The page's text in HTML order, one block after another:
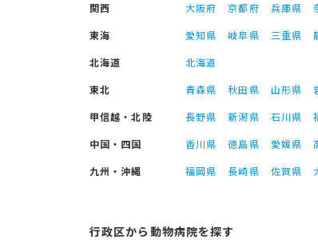
関西
大阪府 京都府 兵庫県
東海
愛知県 岐阜県 三重県
北海道
北海道
東北
青森県 秋田県 山形県
甲信越・北陸
長野県 新潟県 石川県
中国・四国
香川県 徳島県 愛媛県
九州・沖縄
福岡県 長崎県 佐賀県
行政区から動物病院を探す